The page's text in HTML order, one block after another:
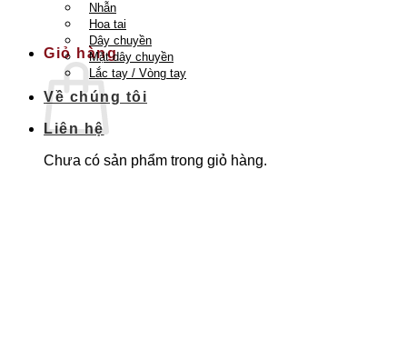
Quay trở lại cửa hàng
Giỏ hàng
Chưa có sản phẩm trong giỏ hàng.
Nhẫn
Hoa tai
Dây chuyền
Mặt dây chuyền
Lắc tay / Vòng tay
Về chúng tôi
Liên hệ